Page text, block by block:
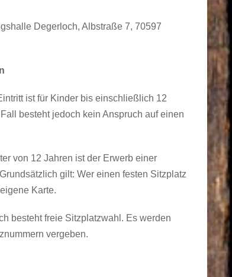
Degerloch, Albstraße 7, 70597
ist für Kinder bis einschließlich 12
besteht jedoch kein Anspruch auf einen
von 12 Jahren ist der Erwerb einer
gilt: Wer einen festen Sitzplatz
Karte.
besteht freie Sitzplatzwahl. Es werden
vergeben.